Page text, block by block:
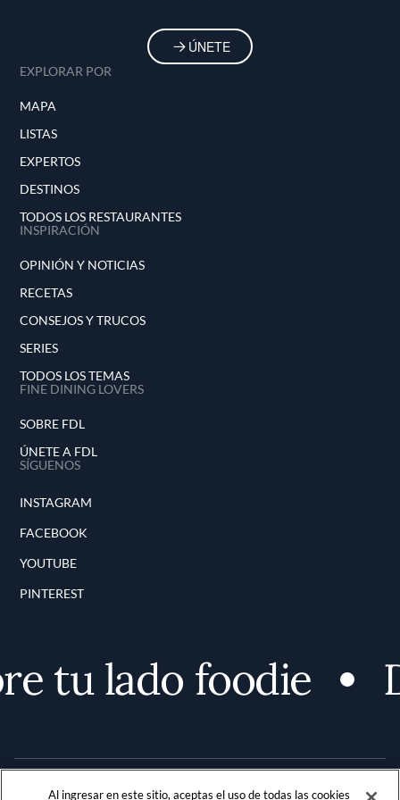
ÚNETE
EXPLORAR POR
MAPA
LISTAS
EXPERTOS
DESTINOS
TODOS LOS RESTAURANTES
INSPIRACIÓN
OPINIÓN Y NOTICIAS
RECETAS
CONSEJOS Y TRUCOS
SERIES
TODOS LOS TEMAS
FINE DINING LOVERS
SOBRE FDL
ÚNETE A FDL
SÍGUENOS
INSTAGRAM
FACEBOOK
YOUTUBE
PINTEREST
tu lado foodie
Al ingresar en este sitio, aceptas el uso de todas las cookies